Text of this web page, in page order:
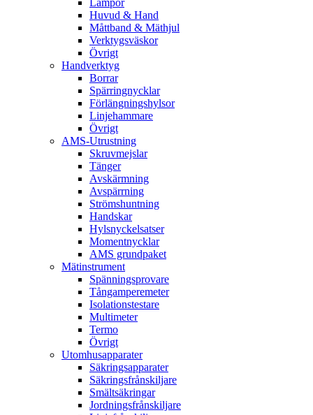
Huvud & Hand
Måttband & Mäthjul
Verktygsväskor
Övrigt
Handverktyg
Borrar
Spärringnycklar
Förlängningshylsor
Linjehammare
Övrigt
AMS-Utrustning
Skruvmejslar
Tänger
Avskärmning
Avspärrning
Strömshuntning
Handskar
Hylsnyckelsatser
Momentnycklar
AMS grundpaket
Mätinstrument
Spänningsprovare
Tångamperemeter
Isolationstestare
Multimeter
Termo
Övrigt
Utomhusapparater
Säkringsapparater
Säkringsfrånskiljare
Smältsäkringar
Jordningsfrånskiljare